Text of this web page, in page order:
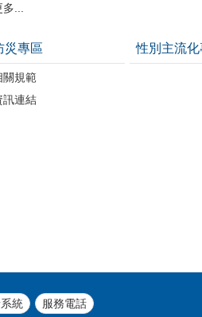
...
災專區
關規範
訊連結
性別主流化
統 服務電話